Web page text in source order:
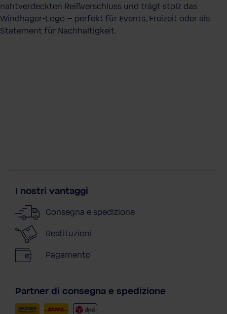
nahtverdeckten Reißverschluss und trägt stolz das
Windhager-Logo – perfekt für Events, Freizeit oder als
Statement für Nachhaltigkeit.
I nostri vantaggi
Consegna e spedizione
Restituzioni
Pagamento
Partner di consegna e spedizione